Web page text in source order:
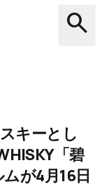
search
キーとし
「碧
が4月16日